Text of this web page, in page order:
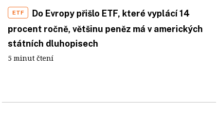
ETF
Do Evropy přišlo ETF, které vyplácí 14
procent ročně, většinu peněz má v amerických
státních dluhopisech
5 minut čtení